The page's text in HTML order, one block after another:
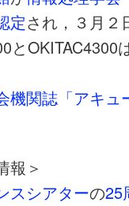
定され，３月２
と
機関誌「アキュ
報＞
スシアターの25